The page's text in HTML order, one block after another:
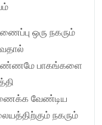
ஒரு நகரும்
வண்ணமே பாகங்களை
வேண்டிய
நகரும்